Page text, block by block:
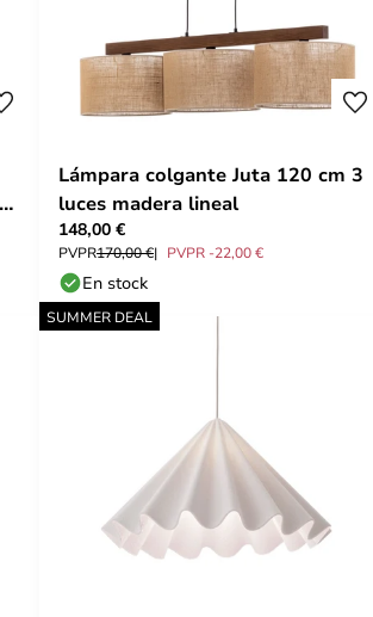
Lámpara colgante Juta 120 cm 3
luces madera lineal
148,00 €
PVPR170,00 € PVPR -22,00 €
En stock
SUMMER DEAL